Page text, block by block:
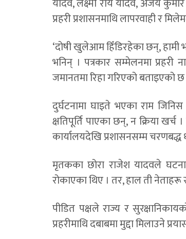
यादव, लक्ष्मी राय यादव, अजय
प्रहरी प्रशासनमाथि लापरवाही र
‘दोषी खुलेआम हिँडिरहेका छन्, हामी
भनिन् । पत्रकार सम्मेलनमा प्रहरी
जमानतमा रिहा गरिएको बताइएको छ
दुर्घटनामा घाइते भएका राम
क्षतिपूर्ति पाएका छन्, न क्रिया
कार्यालयदेखि प्रशासनसम्म चरणबद्ध
मृतकका छोरा राजेश यादवले
रोकाएका थिए । तर, हाल ती
पीडित पक्षले राज्य र
प्रहरीमाथि दबाबमा मुद्दा मिलाउने